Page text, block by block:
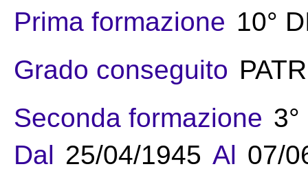
Prima formazione 10°
Grado conseguito
Seconda formazione
Dal 25/04/1945 Al 07/